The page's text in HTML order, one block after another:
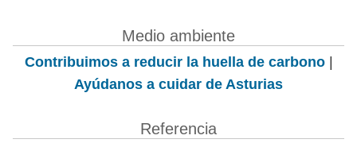
Medio ambiente
Contribuimos a reducir la huella de carbono|
Ayúdanos a cuidar de Asturias
Referencia